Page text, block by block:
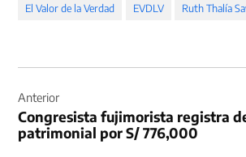
El Valor de la Verdad EVDLV Ruth Thalía
de
entradas
Anterior
Congresista fujimorista registra
patrimonial por S/ 776,000